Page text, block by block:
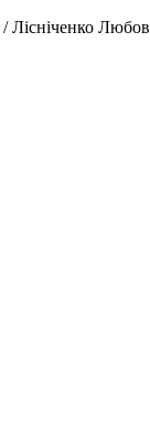
/Лісніченко Любов